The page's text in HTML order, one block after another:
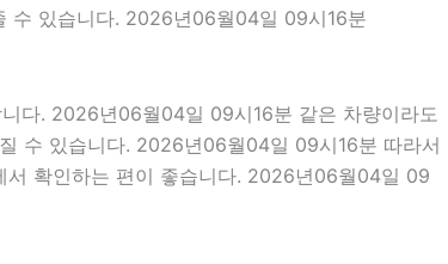
수 있습니다. 2026년06월04일 09시16분
다. 2026년06월04일 09시16분 같은 차량이라도
수 있습니다. 2026년06월04일 09시16분 따라서
서 확인하는 편이 좋습니다. 2026년06월04일 09